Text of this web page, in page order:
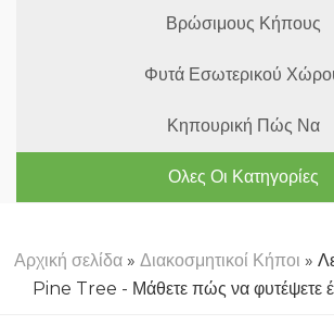
Βρώσιμους Κήπους
Φυτά Εσωτερικού
Κηπουρική Πώς Να
Ολες Οι Κατηγορίες
Αρχική σελίδα » Διακοσμητικοί Κήποι »
Pine Tree - Μάθετε πώς να φυτέψετε